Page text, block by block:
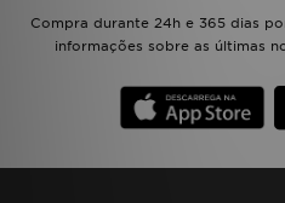
Compra durante 24h e 365 dias
informações sobre as últimas